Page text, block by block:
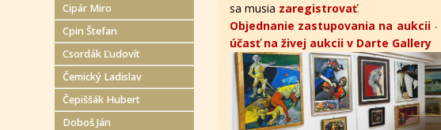
Cipár Miro
Cpin Štefan
Csordák Ľudovít
Čemický Ladislav
Čepiššák Hubert
Doboš Ján
sa musia zaregistrovať.
Objednanie zastupovania na aukcii-
účasť na živej aukcii v Darte Gallery